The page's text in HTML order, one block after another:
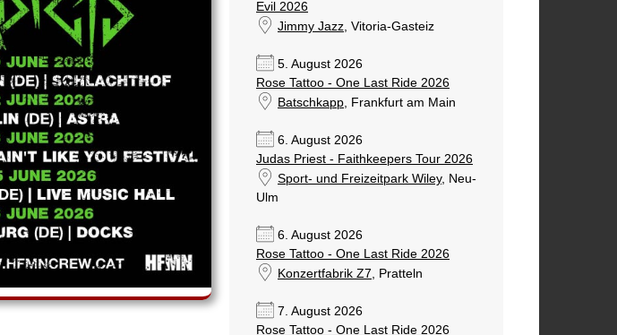
Evil 2026
Jimmy Jazz, Vitoria-Gasteiz
5. August 2026
Rose Tattoo - One Last Ride 2026
Batschkapp, Frankfurt am Main
6. August 2026
Judas Priest - Faithkeepers Tour 2026
Sport- und Freizeitpark Wiley, Neu-
Ulm
6. August 2026
Rose Tattoo - One Last Ride 2026
Konzertfabrik Z7, Pratteln
7. August 2026
Rose Tattoo - One Last Ride 2026